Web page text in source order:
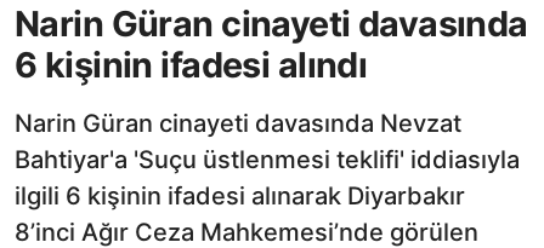
Narin Güran cinayeti davasında
6 kişinin ifadesi alındı
Narin Güran cinayeti davasında Nevzat
Bahtiyar'a 'Suçu üstlenmesi teklifi' iddiasıyla
ilgili 6 kişinin ifadesi alınarak Diyarbakır
8’inci Ağır Ceza Mahkemesi’nde görülen